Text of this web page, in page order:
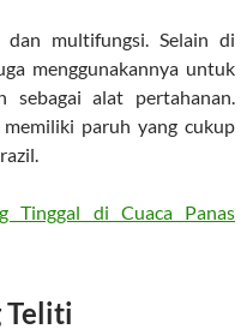
multifungsi. Selain di
menggunakannya untuk
sebagai alat pertahanan.
memiliki paruh yang cukup
Tinggal di Cuaca Panas
Teliti